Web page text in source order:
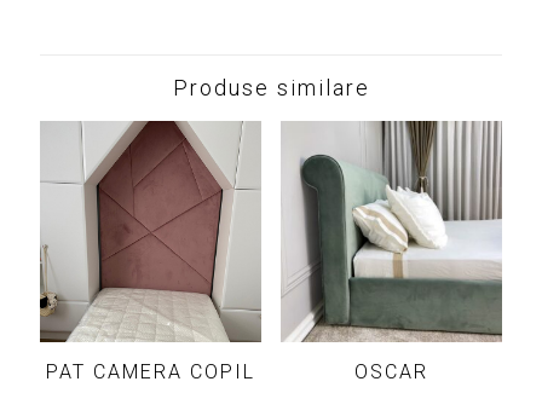
Produse similare
PAT CAMERA COPIL OSCAR